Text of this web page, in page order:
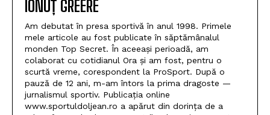
IONUȚ GREERE
Am debutat în presa sportivă în anul 1998. Primele
mele articole au fost publicate în săptămânalul
monden Top Secret. În aceeași perioadă, am
colaborat cu cotidianul Ora și am fost, pentru o
scurtă vreme, corespondent la ProSport. După o
pauză de 12 ani, m-am întors la prima dragoste —
jurnalismul sportiv. Publicația online
www.sportuldoljean.ro a apărut din dorința de a